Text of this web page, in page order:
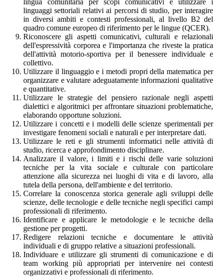
lingua comunitaria per scopi comunicativi e utilizzare i
linguaggi settoriali relativi ai percorsi di studio, per interagire
in diversi ambiti e contesti professionali, al livello B2 del
quadro comune europeo di riferimento per le lingue (QCER).
Riconoscere gli aspetti comunicativi, culturali e relazionali
dell'espressività corporea e l'importanza che riveste la pratica
dell'attività motorio-sportiva per il benessere individuale e
collettivo.
Utilizzare il linguaggio e i metodi propri della matematica per
organizzare e valutare adeguatamente informazioni qualitative
e quantitative.
Utilizzare le strategie del pensiero razionale negli aspetti
dialettici e algoritmici per affrontare situazioni problematiche,
elaborando opportune soluzioni.
Utilizzare i concetti e i modelli delle scienze sperimentali per
investigare fenomeni sociali e naturali e per interpretare dati.
Utilizzare le reti e gli strumenti informatici nelle attività di
studio, ricerca e approfondimento disciplinare.
Analizzare il valore, i limiti e i rischi delle varie soluzioni
tecniche per la vita sociale e culturale con particolare
attenzione alla sicurezza nei luoghi di vita e di lavoro, alla
tutela della persona, dell'ambiente e del territorio.
Correlare la conoscenza storica generale agli sviluppi delle
scienze, delle tecnologie e delle tecniche negli specifici campi
professionali di riferimento.
Identificare e applicare le metodologie e le tecniche della
gestione per progetti.
Redigere relazioni tecniche e documentare le attività
individuali e di gruppo relative a situazioni professionali.
Individuare e utilizzare gli strumenti di comunicazione e di
team working più appropriati per intervenire nei contesti
organizzativi e professionali di riferimento.